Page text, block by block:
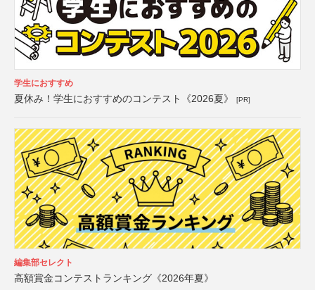
学生におすすめ
夏休み！学生におすすめのコンテスト《2026夏》 [PR]
編集部セレクト
高額賞金コンテストランキング《2026年夏》